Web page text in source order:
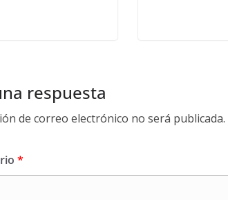
respuesta
de correo electrónico no será publicada.
*